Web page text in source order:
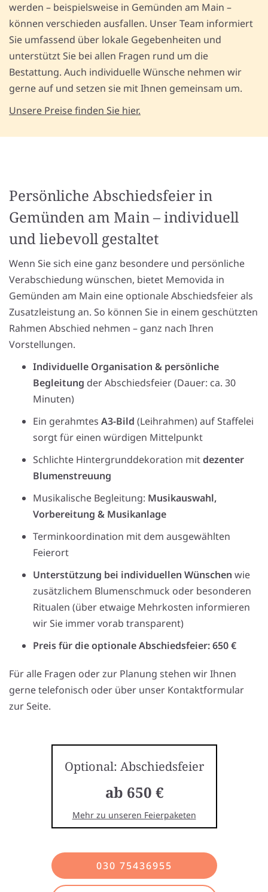
werden – beispielsweise in Gemünden am Main –
können verschieden ausfallen. Unser Team informiert
Sie umfassend über lokale Gegebenheiten und
unterstützt Sie bei allen Fragen rund um die
Bestattung. Auch individuelle Wünsche nehmen wir
gerne auf und setzen sie mit Ihnen gemeinsam um.
Unsere Preise finden Sie hier.
Persönliche Abschiedsfeier in
Gemünden am Main – individuell
und liebevoll gestaltet
Wenn Sie sich eine ganz besondere und persönliche
Verabschiedung wünschen, bietet Memovida in
Gemünden am Main eine optionale Abschiedsfeier als
Zusatzleistung an. So können Sie in einem geschützten
Rahmen Abschied nehmen – ganz nach Ihren
Vorstellungen.
Individuelle Organisation & persönliche
Begleitung der Abschiedsfeier (Dauer: ca. 30
Minuten)
Ein gerahmtes A3-Bild (Leihrahmen) auf Staffelei
sorgt für einen würdigen Mittelpunkt
Schlichte Hintergrunddekoration mitdezenter
Blumenstreuung
Musikalische Begleitung: Musikauswahl,
Vorbereitung & Musikanlage
Terminkoordination mit dem ausgewählten
Feierort
Unterstützung bei individuellen Wünschen wie
zusätzlichem Blumenschmuck oder besonderen
Ritualen (über etwaige Mehrkosten informieren
wir Sie immer vorab transparent)
Preis für die optionale Abschiedsfeier: 650 €
Für alle Fragen oder zur Planung stehen wir Ihnen
gerne telefonisch oder über unser Kontaktformular
zur Seite.
Optional: Abschiedsfeier
ab 650 €
Mehr zu unseren Feierpaketen
030 75436955